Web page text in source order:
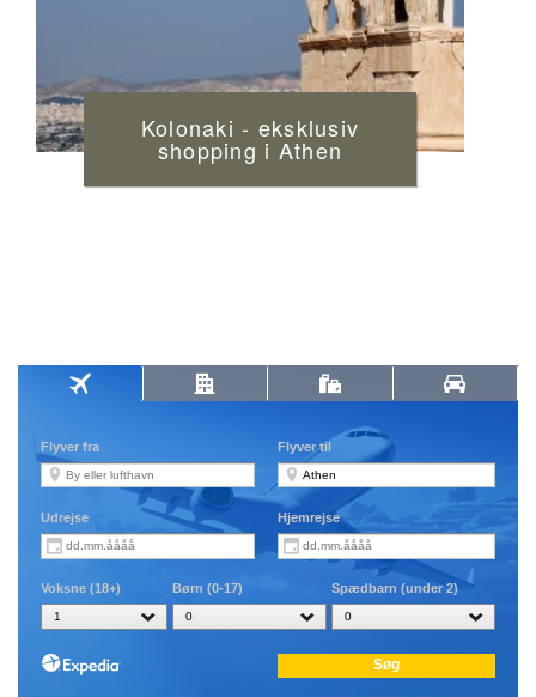
Kolonaki - eksklusiv
shopping i Athen